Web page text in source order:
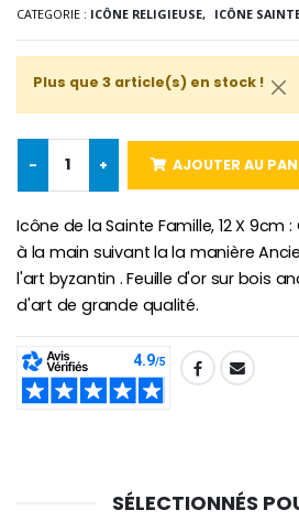
Lot de 20 Bougies de Neuvaine Blanches
€9.90
Bougie Neuvaine pour une Guérison - 17.5cm
€4.90
CATEGORIE : ICÔNE RELIGIEUSE, ICÔNE
Plus que 3 article(s) en stock !
- + AJOUTER AU
Icône de la Sainte Famille, 12 X 9cm
à la main suivant la la manière
l'art byzantin . Feuille d'or sur bois
d'art de grande qualité.
SHARE:
SÉLECTIONNÉS